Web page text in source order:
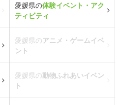
愛媛県の体験イベント・アク
ティビティ
愛媛県のアニメ・ゲームイベ
ント
愛媛県の動物ふれあいイベン
ト